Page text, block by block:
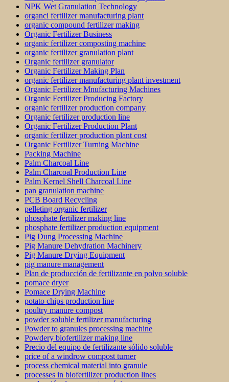
NPK Wet Granulation Technology
organci fertilizer manufacturing plant
organic compound fertilizer making
Organic Fertilizer Business
organic fertilizer composting machine
organic fertilizer granulation plant
Organic fertilizer granulator
Organic Fertilizer Making Plan
organic fertilizer manufacturing plant investment
Organic Fertilizer Mnufacturing Machines
Organic Fertilizer Producing Factory
organic fertilizer production company
Organic fertilizer production line
Organic Fertilizer Production Plant
organic fertilizer production plant cost
Organic Fertilizer Turning Machine
Packing Machine
Palm Charcoal Line
Palm Charcoal Production Line
Palm Kernel Shell Charcoal Line
pan granulation machine
PCB Board Recycling
pelleting organic fertilizer
phosphate fertilizer making line
phosphate fertilizer production equipment
Pig Dung Processing Machine
Pig Manure Dehydration Machinery
Pig Manure Drying Equipment
pig manure management
Plan de producción de fertilizante en polvo soluble
pomace dryer
Pomace Drying Machine
potato chips production line
poultry manure compost
powder soluble fertilizer manufacturing
Powder to granules processing machine
Powdery biofertilizer making line
Precio del equipo de fertilizante sólido soluble
price of a windrow compost turner
process chemical material into granule
processes in biofertilizer production lines